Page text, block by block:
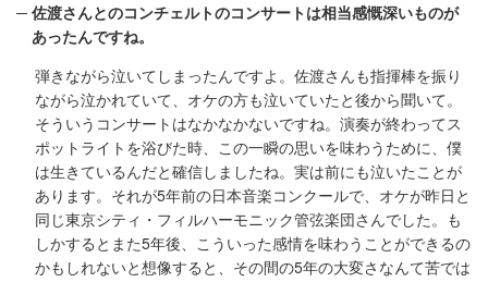
佐渡さんとのコンチェルトのコンサートは相当感慨深いものが
あったんですね。
弾きながら泣いてしまったんですよ。佐渡さんも指揮棒を振り
ながら泣かれていて、オケの方も泣いていたと後から聞いて。
そういうコンサートはなかなかないですね。演奏が終わってス
ポットライトを浴びた時、この一瞬の思いを味わうために、僕
は生きているんだと確信しましたね。実は前にも泣いたことが
あります。それが5年前の日本音楽コンクールで、オケが昨日と
同じ東京シティ・フィルハーモニック管弦楽団さんでした。も
しかするとまた5年後、こういった感情を味わうことができるの
かもしれないと想像すると、その間の5年の大変さなんて苦では